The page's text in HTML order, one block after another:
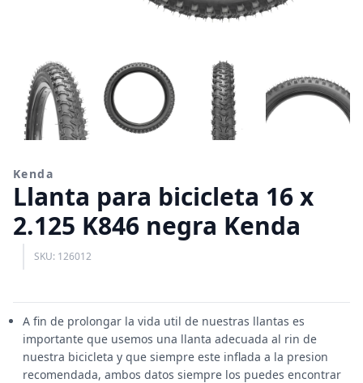
Kenda
Llanta para bicicleta 16 x
2.125 K846 negra Kenda
SKU: 126012
A fin de prolongar la vida util de nuestras llantas es
importante que usemos una llanta adecuada al rin de
nuestra bicicleta y que siempre este inflada a la presion
recomendada, ambos datos siempre los puedes encontrar